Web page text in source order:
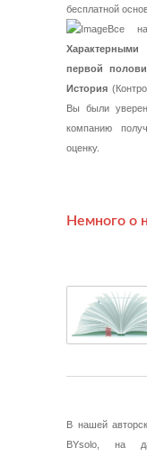
бесплатной
Все
первой
История
Вы были
компанию
оценку.
Немного о
В нашей
BYsolo, на